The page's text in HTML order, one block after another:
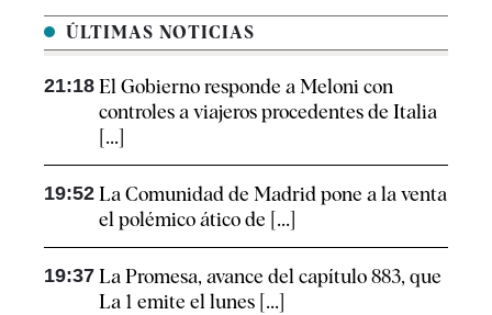
ÚLTIMAS NOTICIAS
21:18 El Gobierno responde a Meloni con
controles a viajeros procedentes de Italia
[...]
19:52 La Comunidad de Madrid pone a la venta
el polémico ático de [...]
19:37 La Promesa, avance del capítulo 883, que
La 1 emite el lunes [...]